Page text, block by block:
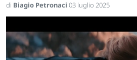
di Biagio Petronaci 03 luglio 2025